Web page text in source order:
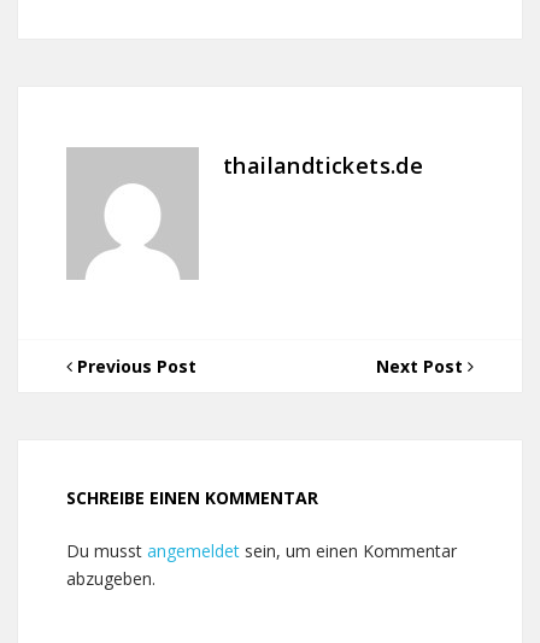
thailandtickets.de
Previous Post Next Post
SCHREIBE EINEN KOMMENTAR
Du musst angemeldet sein, um einen Kommentar
abzugeben.